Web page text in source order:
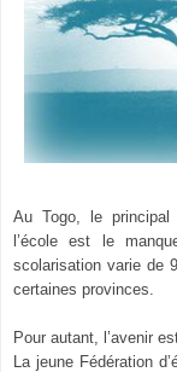
Au Togo, le principal
l’école est le
scolarisation varie de
certaines provinces.
Pour autant, l’avenir
La jeune Fédération